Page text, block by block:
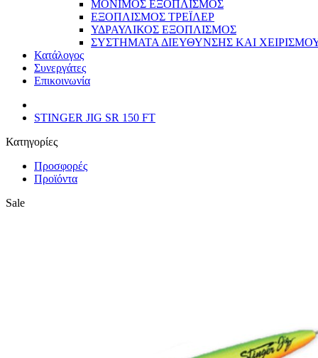
ΜΟΝΙΜΟΣ ΕΞΟΠΛΙΣΜΟΣ
ΕΞΟΠΛΙΣΜΟΣ ΤΡΕΪΛΕΡ
ΥΔΡΑΥΛΙΚΟΣ ΕΞΟΠΛΙΣΜΟΣ
ΣΥΣΤΗΜΑΤΑ ΔΙΕΥΘΥΝΣΗΣ ΚΑΙ
Κατάλογος
Συνεργάτες
Επικοινωνία
STINGER JIG SR 150 FT
Κατηγορίες
Προσφορές
Προϊόντα
Sale